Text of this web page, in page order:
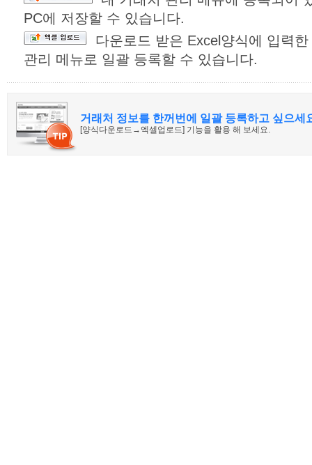
PC에 저장할 수 있습니다.
다운로드 받은 Excel양식에 입력
관리 메뉴로 일괄 등록할 수 있습니다.
거래처 정보를 한꺼번에 일괄 등록하고 싶으세
[양식다운로드→엑셀업로드] 기능을 활용 해 보세요.